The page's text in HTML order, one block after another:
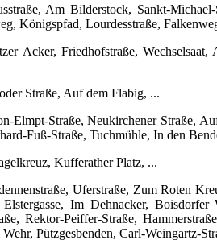
Am Bilderstock, Sankt-
Königspfad, Lourdesstraße,
Acker, Friedhofstraße, Wechselsaat,
Straße, Auf dem Flabig, ...
Elmpt-Straße, Neukirchener Straße,
Fuß-Straße, Tuchmühle, In den
Kufferather Platz, ...
Uferstraße, Zum Roten
Im Dehnacker,
Rektor-Peiffer-Straße,
Pützgesbenden, Carl-Weingartz-